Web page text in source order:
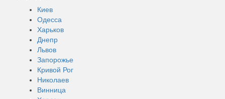
Киев
Одесса
Харьков
Днепр
Львов
Запорожье
Кривой Рог
Николаев
Винница